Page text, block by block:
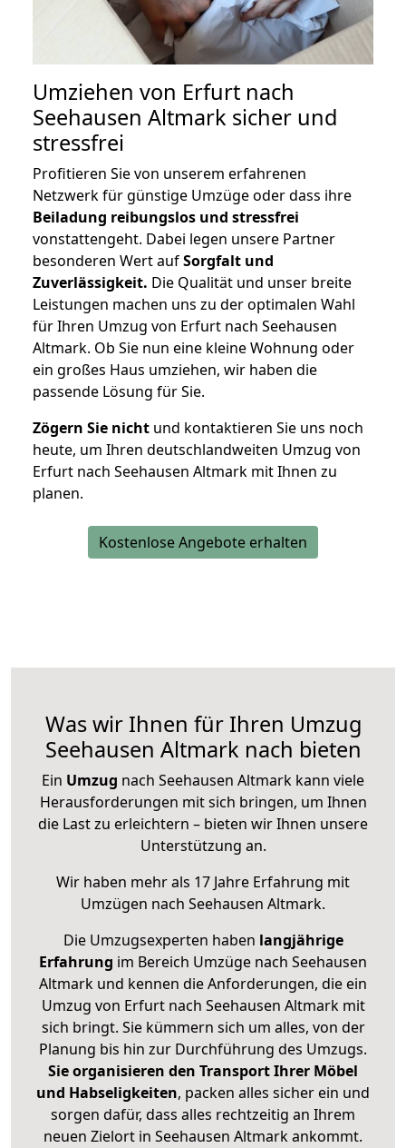
Umziehen von Erfurt nach
Seehausen Altmark sicher und
stressfrei
Profitieren Sie von unserem erfahrenen
Netzwerk für günstige Umzüge oder dass ihre
Beiladung reibungslos und stressfrei
vonstattengeht. Dabei legen unsere Partner
besonderen Wert aufSorgfalt und
Zuverlässigkeit. Die Qualität und unser breite
Leistungen machen uns zu der optimalen Wahl
für Ihren Umzug von Erfurt nach Seehausen
Altmark. Ob Sie nun eine kleine Wohnung oder
ein großes Haus umziehen, wir haben die
passende Lösung für Sie.
Zögern Sie nicht und kontaktieren Sie uns noch
heute, um Ihren deutschlandweiten Umzug von
Erfurt nach Seehausen Altmark mit Ihnen zu
planen.
Kostenlose Angebote erhalten
Was wir Ihnen für Ihren Umzug
Seehausen Altmark nach bieten
Ein Umzug nach Seehausen Altmark kann viele
Herausforderungen mit sich bringen, um Ihnen
die Last zu erleichtern – bieten wir Ihnen unsere
Unterstützung an.
Wir haben mehr als 17 Jahre Erfahrung mit
Umzügen nach Seehausen Altmark.
Die Umzugsexperten haben langjährige
Erfahrung im Bereich Umzüge nach Seehausen
Altmark und kennen die Anforderungen, die ein
Umzug von Erfurt nach Seehausen Altmark mit
sich bringt. Sie kümmern sich um alles, von der
Planung bis hin zur Durchführung des Umzugs.
Sie organisieren den Transport Ihrer Möbel
und Habseligkeiten, packen alles sicher ein und
sorgen dafür, dass alles rechtzeitig an Ihrem
neuen Zielort in Seehausen Altmark ankommt.